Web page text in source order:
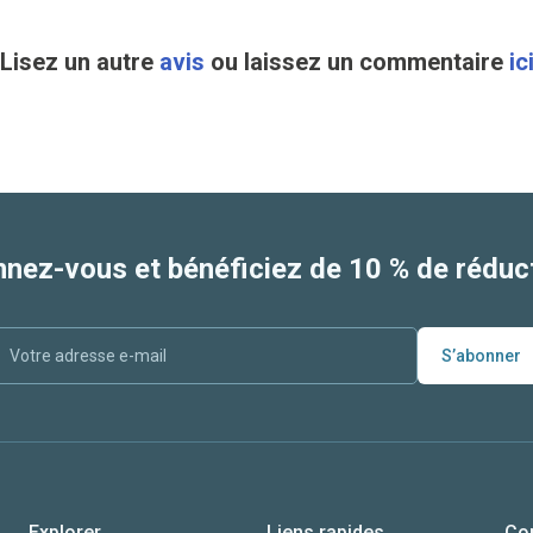
Lisez un autre avis ou laissez un commentaire ici
vous et bénéficiez de 10 % de
S’abonner